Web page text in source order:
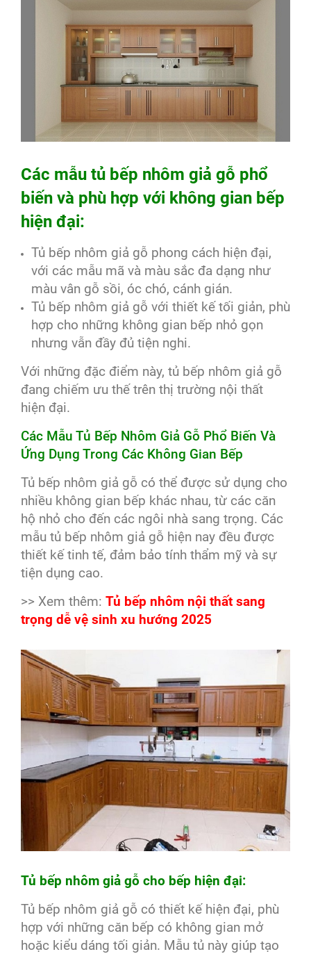
Các mẫu tủ bếp nhôm giả gỗ phổ
biến và phù hợp với không gian bếp
hiện đại:
Tủ bếp nhôm giả gỗ phong cách hiện đại,
với các mẫu mã và màu sắc đa dạng như
màu vân gỗ sồi, óc chó, cánh gián.
Tủ bếp nhôm giả gỗ với thiết kế tối giản, phù
hợp cho những không gian bếp nhỏ gọn
nhưng vẫn đầy đủ tiện nghi.
Với những đặc điểm này, tủ bếp nhôm giả gỗ
đang chiếm ưu thế trên thị trường nội thất
hiện đại.
Các Mẫu Tủ Bếp Nhôm Giả Gỗ Phổ Biến Và
Ứng Dụng Trong Các Không Gian Bếp
Tủ bếp nhôm giả gỗ có thể được sử dụng cho
nhiều không gian bếp khác nhau, từ các căn
hộ nhỏ cho đến các ngôi nhà sang trọng. Các
mẫu tủ bếp nhôm giả gỗ hiện nay đều được
thiết kế tinh tế, đảm bảo tính thẩm mỹ và sự
tiện dụng cao.
>> Xem thêm: Tủ bếp nhôm nội thất sang
trọng dễ vệ sinh xu hướng 2025
Tủ bếp nhôm giả gỗ cho bếp hiện đại:
Tủ bếp nhôm giả gỗ có thiết kế hiện đại, phù
hợp với những căn bếp có không gian mở
hoặc kiểu dáng tối giản. Mẫu tủ này giúp tạo